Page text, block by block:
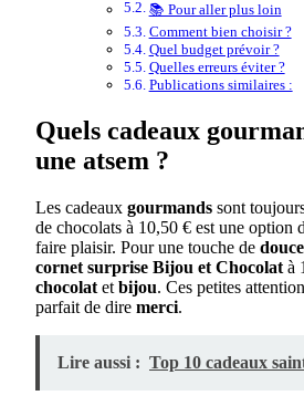
📚 Pour aller plus loin
Comment bien choisir ?
Quel budget prévoir ?
Quelles erreurs éviter ?
Publications similaires :
Quels cadeaux
une atsem ?
Les cadeaux gourmands sont
de chocolats à 10,50 € est une option
faire plaisir. Pour une touche de
cornet surprise Bijou et Chocolat à
chocolat et bijou. Ces petites
parfait de dire merci.
Lire aussi : Top 10 cadeaux